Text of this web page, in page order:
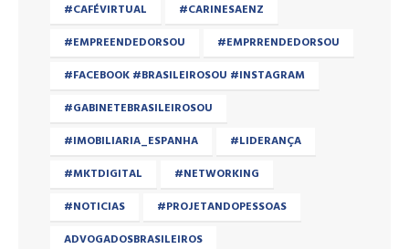
#CAFÉVIRTUAL
#CARINESAENZ
#EMPREENDEDORSOU
#EMPRRENDEDORSOU
#FACEBOOK #BRASILEIROSOU #INSTAGRAM
#GABINETEBRASILEIROSOU
#IMOBILIARIA_ESPANHA
#LIDERANÇA
#MKTDIGITAL
#NETWORKING
#NOTICIAS
#PROJETANDOPESSOAS
ADVOGADOSBRASILEIROS